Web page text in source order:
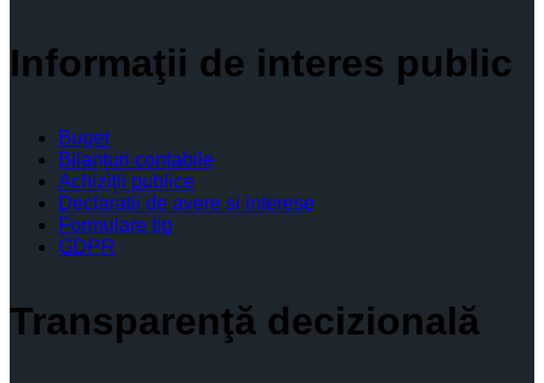
Informaţii de interes public
Buget
Bilanţuri contabile
Achiziţii publice
Declaratii de avere si interese
Formulare tip
GDPR
Transparenţă decizională